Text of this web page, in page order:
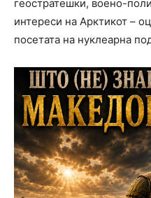
геостратешки, воено-
интереси на Арктикот –
посетата на нуклеарна